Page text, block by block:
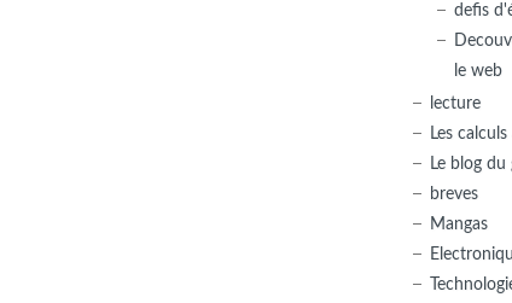
defis
le web
lecture
Les
Le blog
breves
Mangas